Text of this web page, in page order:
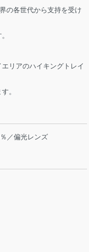
の各世代から支持を受け
リアのハイキングトレイ
。
／偏光レンズ